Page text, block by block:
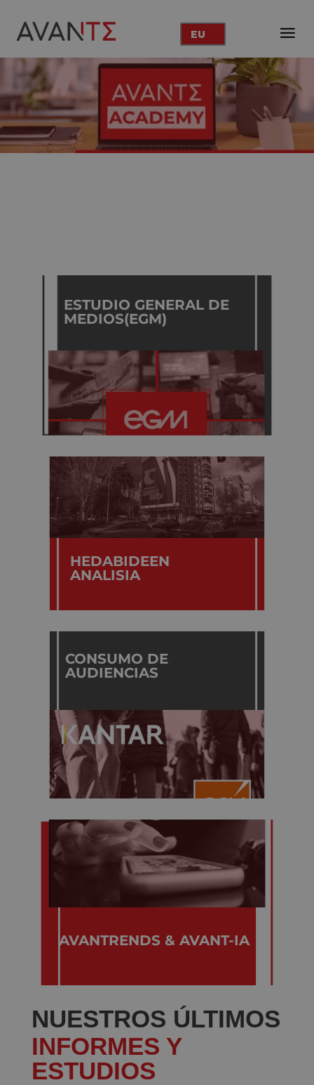
EU
ESTUDIO GENERAL DE
MEDIOS(EGM)
HEDABIDEEN
ANALISIA
CONSUMO DE
AUDIENCIAS
AVANTRENDS & AVANT-IA
NUESTROS ÚLTIMOS
INFORMES Y
ESTUDIOS